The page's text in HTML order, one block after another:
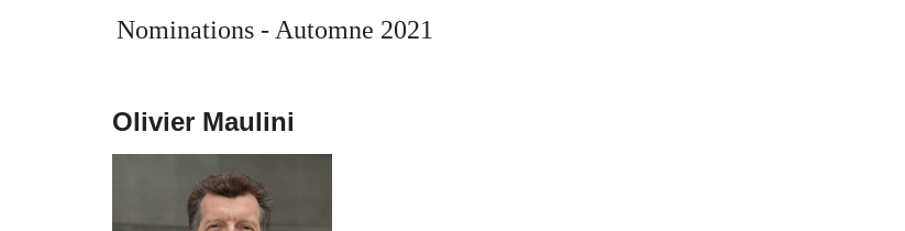
Nominations - Automne 2021
Olivier Maulini